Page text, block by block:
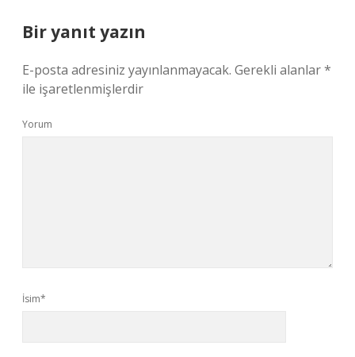
Bir yanıt yazın
E-posta adresiniz yayınlanmayacak. Gerekli alanlar*
ile işaretlenmişlerdir
Yorum
İsim*